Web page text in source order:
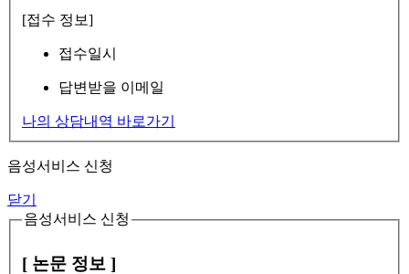
[접수 정보]
접수일시
답변받을 이메일
나의 상담내역 바로가기
음성서비스 신청
닫기
음성서비스 신청
[ 논문 정보 ]